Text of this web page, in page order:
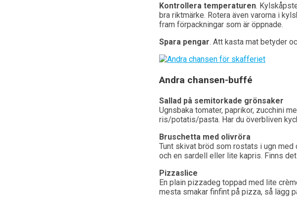
Kontrollera temperaturen.
bra riktmärke. Rotera även varorna i
fram förpackningar som är öppnade.
Spara pengar. Att kasta mat betyder
Andra chansen-buffé
Sallad på semitorkade grönsaker
Ugnsbaka tomater, paprikor, zucchini
ris/potatis/pasta. Har du överbliven
Bruschetta med olivröra
Tunt skivat bröd som rostats i ugn med
och en sardell eller lite kapris. Finns
Pizzaslice
En plain pizzadeg toppad med lite
mesta smakar finfint på pizza, så lägg